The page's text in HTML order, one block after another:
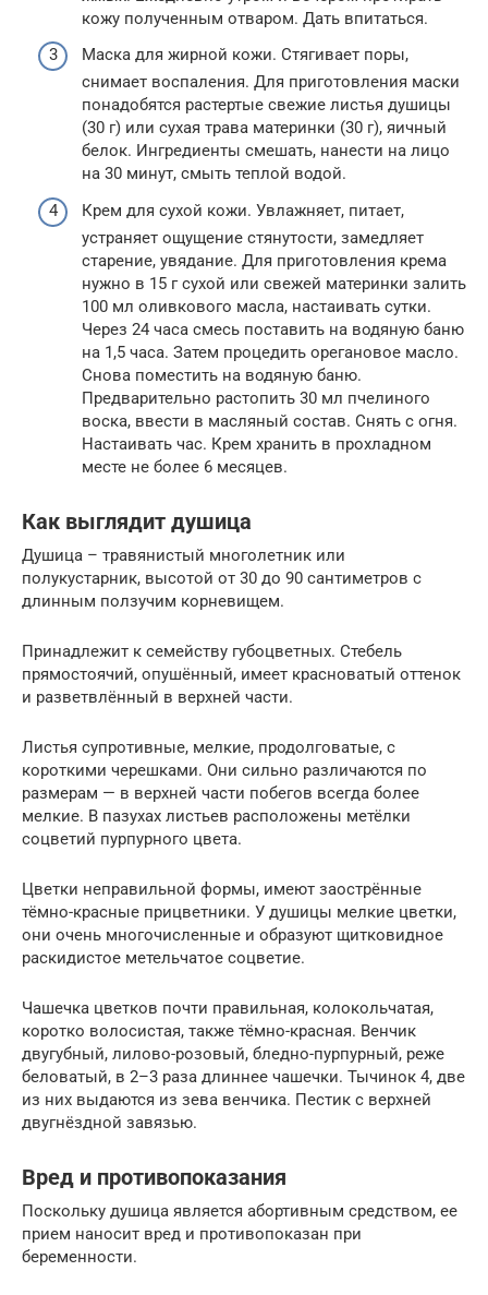
кожу полученным отваром. Дать впитаться.
Маска для жирной кожи. Стягивает поры,
снимает воспаления. Для приготовления маски
понадобятся растертые свежие листья душицы
(30 г) или сухая трава материнки (30 г), яичный
белок. Ингредиенты смешать, нанести на лицо
на 30 минут, смыть теплой водой.
Крем для сухой кожи. Увлажняет, питает,
устраняет ощущение стянутости, замедляет
старение, увядание. Для приготовления крема
нужно в 15 г сухой или свежей материнки залить
100 мл оливкового масла, настаивать сутки.
Через 24 часа смесь поставить на водяную баню
на 1,5 часа. Затем процедить орегановое масло.
Снова поместить на водяную баню.
Предварительно растопить 30 мл пчелиного
воска, ввести в масляный состав. Снять с огня.
Настаивать час. Крем хранить в прохладном
месте не более 6 месяцев.
Как выглядит душица
Душица – травянистый многолетник или
полукустарник, высотой от 30 до 90 сантиметров с
длинным ползучим корневищем.
Принадлежит к семейству губоцветных. Стебель
прямостоячий, опушённый, имеет красноватый оттенок
и разветвлённый в верхней части.
Листья супротивные, мелкие, продолговатые, с
короткими черешками. Они сильно различаются по
размерам — в верхней части побегов всегда более
мелкие. В пазухах листьев расположены метёлки
соцветий пурпурного цвета.
Цветки неправильной формы, имеют заострённые
тёмно-красные прицветники. У душицы мелкие цветки,
они очень многочисленные и образуют щитковидное
раскидистое метельчатое соцветие.
Чашечка цветков почти правильная, колокольчатая,
коротко волосистая, также тёмно-красная. Венчик
двугубный, лилово-розовый, бледно-пурпурный, реже
беловатый, в 2–3 раза длиннее чашечки. Тычинок 4, две
из них выдаются из зева венчика. Пестик с верхней
двугнёздной завязью.
Вред и противопоказания
Поскольку душица является абортивным средством, ее
прием наносит вред и противопоказан при
беременности.